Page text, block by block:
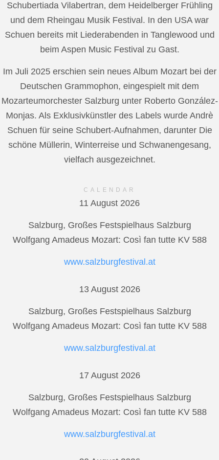
Schubertiada Vilabertran, dem Heidelberger Frühling
und dem Rheingau Musik Festival. In den USA war
Schuen bereits mit Liederabenden in Tanglewood und
beim Aspen Music Festival zu Gast.
Im Juli 2025 erschien sein neues Album Mozart bei der
Deutschen Grammophon, eingespielt mit dem
Mozarteumorchester Salzburg unter Roberto González-
Monjas. Als Exklusivkünstler des Labels wurde Andrè
Schuen für seine Schubert-Aufnahmen, darunter Die
schöne Müllerin, Winterreise und Schwanengesang,
vielfach ausgezeichnet.
CALENDAR
11 August 2026
Salzburg, Großes Festspielhaus Salzburg
Wolfgang Amadeus Mozart: Così fan tutte KV 588
www.salzburgfestival.at
13 August 2026
Salzburg, Großes Festspielhaus Salzburg
Wolfgang Amadeus Mozart: Così fan tutte KV 588
www.salzburgfestival.at
17 August 2026
Salzburg, Großes Festspielhaus Salzburg
Wolfgang Amadeus Mozart: Così fan tutte KV 588
www.salzburgfestival.at